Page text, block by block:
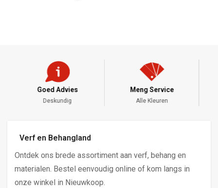
Meng Service
Alle Kleuren
Snelle Levering
DHL - PostNL
Verf en Behangland
Ontdek ons brede assortiment aan verf, behang en
materialen. Bestel eenvoudig online of kom langs in
onze winkel in Nieuwkoop.